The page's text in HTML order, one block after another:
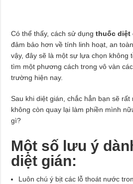
Có thể thấy, cách sử dụngthuốc diệt
đảm bảo hơn về tính linh hoạt, an
vậy, đây sẽ là một sự lựa chọn không
tìm một phương cách trong vô vàn
trường hiện nay.
Sau khi diệt gián, chắc hẳn bạn sẽ rất
không còn quay lại làm phiền mình
gì?
Một số lưu ý
diệt gián:
Luôn chú ý bịt các lỗ thoát nước